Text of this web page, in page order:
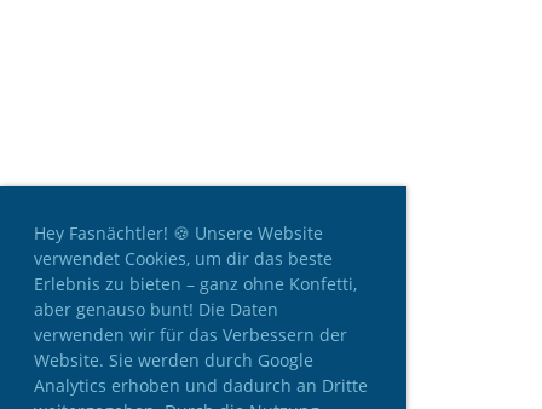
Hey Fasnächtler! 🍪 Unsere Website
verwendet Cookies, um dir das beste
Erlebnis zu bieten – ganz ohne Konfetti,
aber genauso bunt! Die Daten
verwenden wir für das Verbessern der
Website. Sie werden durch Google
Analytics erhoben und dadurch an Dritte